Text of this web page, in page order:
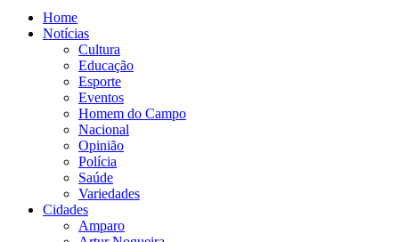
Home
Notícias
Cultura
Educação
Esporte
Eventos
Homem do Campo
Nacional
Opinião
Polícia
Saúde
Variedades
Cidades
Amparo